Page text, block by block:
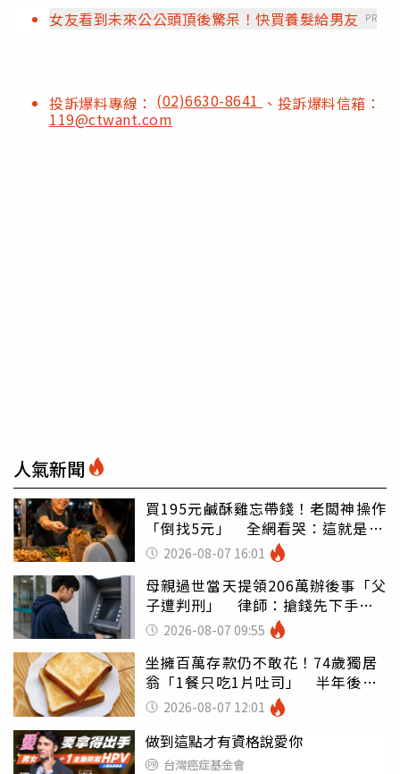
女友看到未來公公頭頂後驚呆！快買養髮給男友
PR
投訴爆料專線： (02)6630-8641 、投訴爆料信箱：
119@ctwant.com
人氣新聞
買195元鹹酥雞忘帶錢！老闆神操作
「倒找5元」 全網看哭：這就是台
灣 2026-08-07 16:01
母親過世當天提領206萬辦後事「父
子遭判刑」 律師：搶錢先下手是
罪 2026-08-07 09:55
坐擁百萬存款仍不敢花！74歲獨居
翁「1餐只吃1片吐司」 半年後暴
瘦嚇壞女兒
2026-08-07 12:01
做到這點才有資格說愛你
台灣癌症基金會